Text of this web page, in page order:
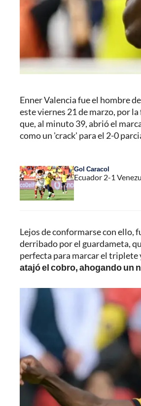
Enner Valencia fue el hombre
este viernes 21 de marzo, por la
que, al minuto 39, abrió el
como un 'crack' para el 2-0
Gol Caracol
Ecuador 2-1
Lejos de conformarse con ello,
derribado por el guardameta,
perfecta para marcar el triplete
atajó el cobro, ahogando un